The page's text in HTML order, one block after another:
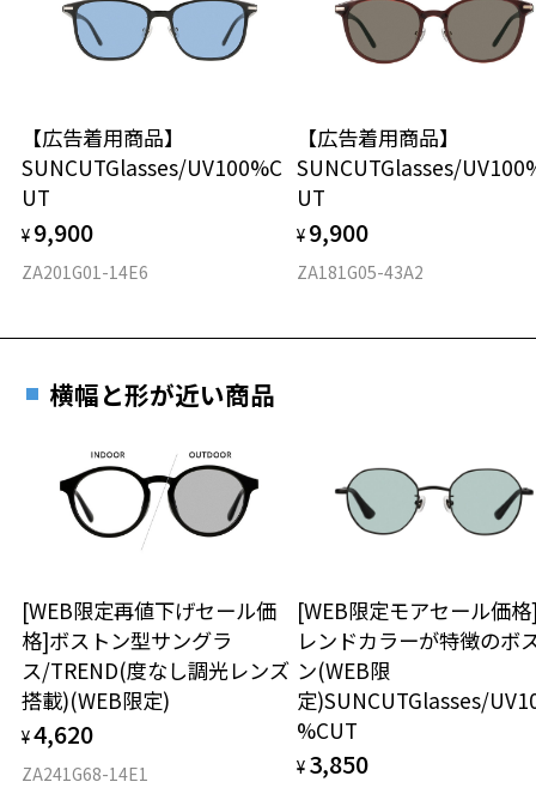
店頭でレンズ交換をされるお客様は、商品発送から6か月以内に、ご購
入した商品本体と発送日がわかる【商品発送メール】を店頭スタッフ
にご提示いだければ、初回に限り加工賃はかかりませんので、必ずス
ル】のご提示が無かった場合、レンズ代金の他に加工賃として3,300
円(税込)を頂戴いたしますので、予めご了承ください。
タイプ
材質
フロント素材：ステンレス
【広告着用商品】
SUNCUTGlasses/UV100%C
UT
¥ 9,900
ZA201G01-14E6
【広告着用商品】
SUNCUTGlasses/
UT
¥ 9,900
ZA181G05-43A2
横幅と形が近い商品
[WEB限定再値下げセール価
格]ボストン型サングラ
ス/TREND(度なし調光レンズ
搭載)(WEB限定)
¥4,620
ZA241G68-14E1
[WEB限定モアセール価
レンドカラーが特徴のボ
ン(WEB限
定)SUNCUTGlasses/
%CUT
¥ 3,850